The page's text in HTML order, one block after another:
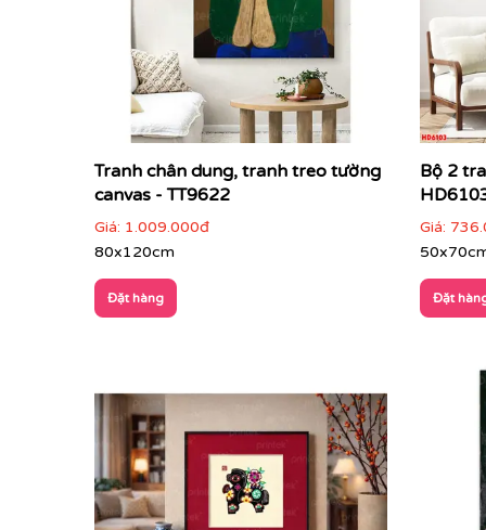
Cách phối tranh trừu tượng với nội thất &
Tranh trừu tượng phù hợp với nhiều loại hình
Phòng khách hiện đại, căn hộ cao cấp:
Tranh chân dung, tranh treo tường
canvas - TT9622
Giá: 1.009.000đ
80x120cm
Đặt hàng
Bộ 2
Giá:
Đặt